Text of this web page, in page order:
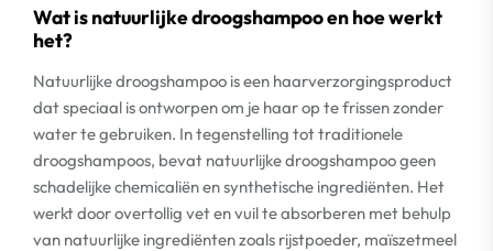
Wat is natuurlijke droogshampoo en hoe werkt
het?
Natuurlijke droogshampoo is een haarverzorgingsproduct
dat speciaal is ontworpen om je haar op te frissen zonder
water te gebruiken. In tegenstelling tot traditionele
droogshampoos, bevat natuurlijke droogshampoo geen
schadelijke chemicaliën en synthetische ingrediënten. Het
werkt door overtollig vet en vuil te absorberen met behulp
van natuurlijke ingrediënten zoals rijstpoeder, maïszetmeel